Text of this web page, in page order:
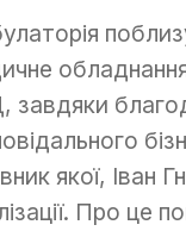
завдяки
якої, Іван
Про це